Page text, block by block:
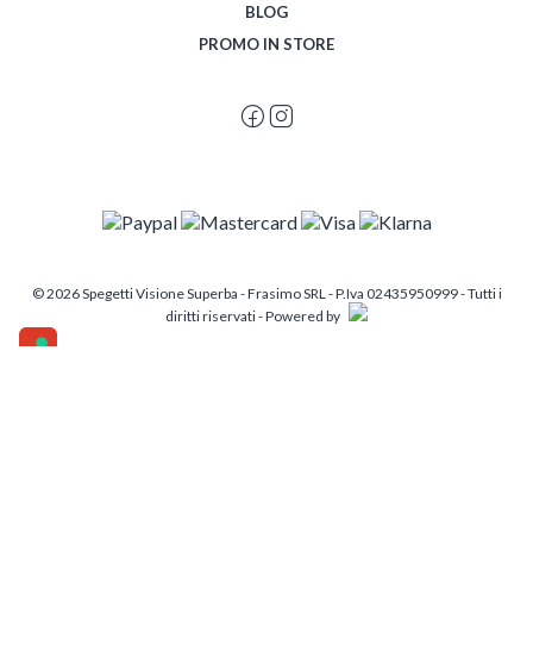
BLOG
PROMO IN STORE
© 2026 Spegetti Visione Superba - Frasimo SRL - P.Iva 02435950999 - Tutti i
diritti riservati - Powered by